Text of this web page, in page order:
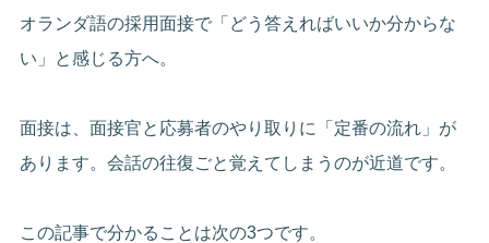
オランダ語の採用面接で「どう答えればいいか分からな
い」と感じる方へ。
面接は、面接官と応募者のやり取りに「定番の流れ」が
あります。会話の往復ごと覚えてしまうのが近道です。
この記事で分かることは次の3つです。